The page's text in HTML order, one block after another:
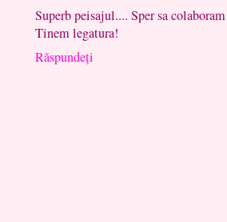
Superb peisajul.... Sper sa
Tinem legatura!
Răspundeți